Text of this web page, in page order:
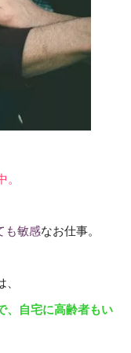
も敏感なお仕事。
、自宅に高齢者もい